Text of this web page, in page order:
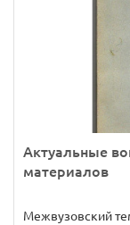
Актуальные
материалов
Межвузовский